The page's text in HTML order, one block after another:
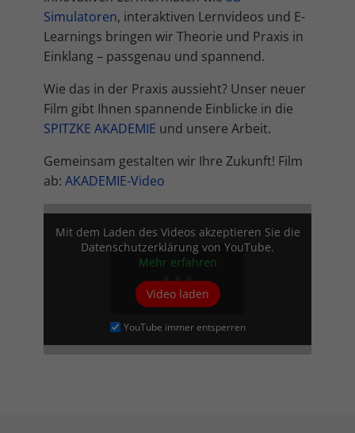
Simulatoren, interaktiven Lernvideos und E-
Learnings bringen wir Theorie und Praxis in
Einklang – passgenau und spannend.
Wie das in der Praxis aussieht? Unser neuer
Film gibt Ihnen spannende Einblicke in die
SPITZKE AKADEMIE und unsere Arbeit.
Gemeinsam gestalten wir Ihre Zukunft! Film
ab: AKADEMIE-Video
Mit dem Laden des Videos akzeptieren Sie die
Datenschutzerklärung von YouTube.
Mehr erfahren
Video laden
YouTube immer entsperren
Cookie-Informationen anzeigen
Marketing (4)
Marketing-Cookies werden von Drittanbietern oder Publishern
sie Besucher über Websites hinweg verfolgen.
Cookie-Informationen anzeigen
Inhalte von Videoplattformen und Social-Media-Plattformen werden
standardmäßig blockiert. Wenn Cookies von externen Medien akzeptiert
Einwilligung mehr.
Cookie-Informationen anzeigen
Datenschutzerklärung